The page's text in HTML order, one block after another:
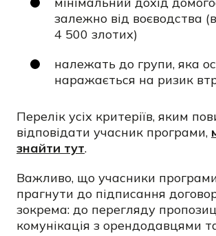
залежно від воєводства
4 500 злотих)
належать до групи, яка
наражається на ризик
Перелік усіх критеріїв, яким
відповідати учасник програми,
знайти тут.
Важливо, що учасники
прагнути до підписання
зокрема: до перегляду
комунікація з орендодавцями